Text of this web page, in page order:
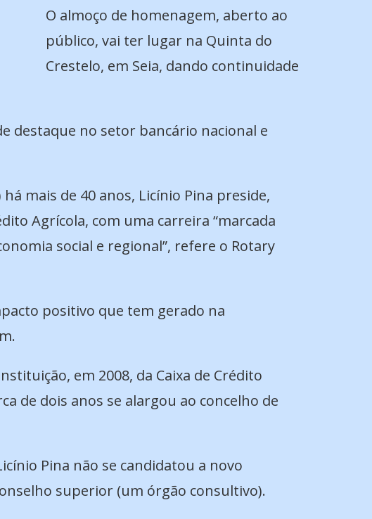
O almoço de homenagem, aberto ao
público, vai ter lugar na Quinta do
Crestelo, em Seia, dando continuidade
destaque no setor bancário nacional e
mais de 40 anos, Licínio Pina preside,
Agrícola, com uma carreira “marcada
social e regional”, refere o Rotary
positivo que tem gerado na
em 2008, da Caixa de Crédito
de dois anos se alargou ao concelho de
Pina não se candidatou a novo
superior (um órgão consultivo).